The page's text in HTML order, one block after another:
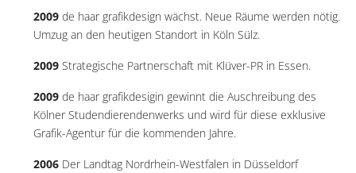
2009 de haar grafikdesign wächst. Neue Räume werden nötig.
Umzug an den heutigen Standort in Köln Sülz.
2009 Strategische Partnerschaft mit Klüver-PR in Essen.
2009 de haar grafikdesigin gewinnt die Auschreibung des
Kölner Studendierendenwerks und wird für diese exklusive
Grafik-Agentur für die kommenden Jahre.
2006 Der Landtag Nordrhein-Westfalen in Düsseldorf